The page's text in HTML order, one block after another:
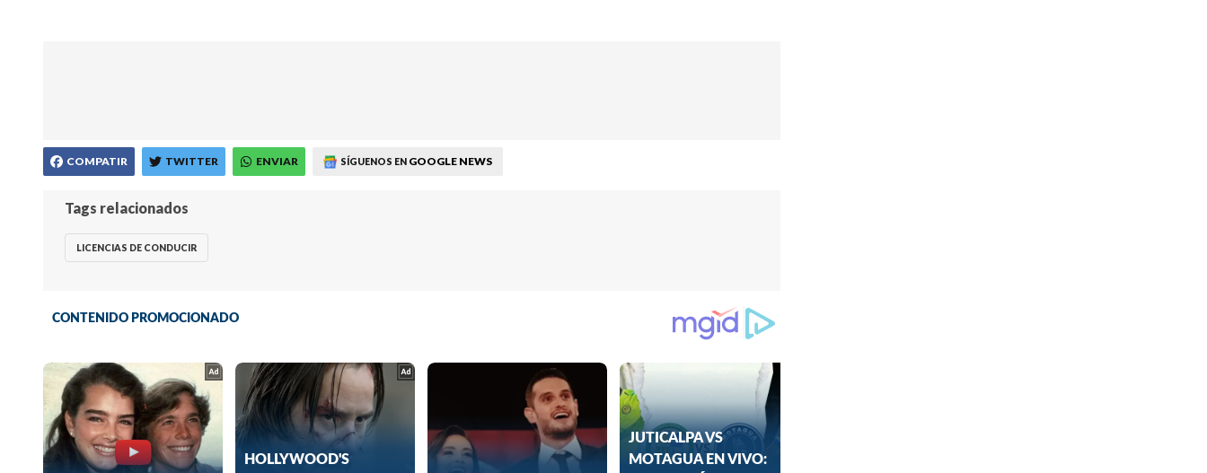
COMPATIR TWITTER ENVIAR SÍGUENOS EN GOOGLE NEWS
Tags relacionados
LICENCIAS DE CONDUCIR